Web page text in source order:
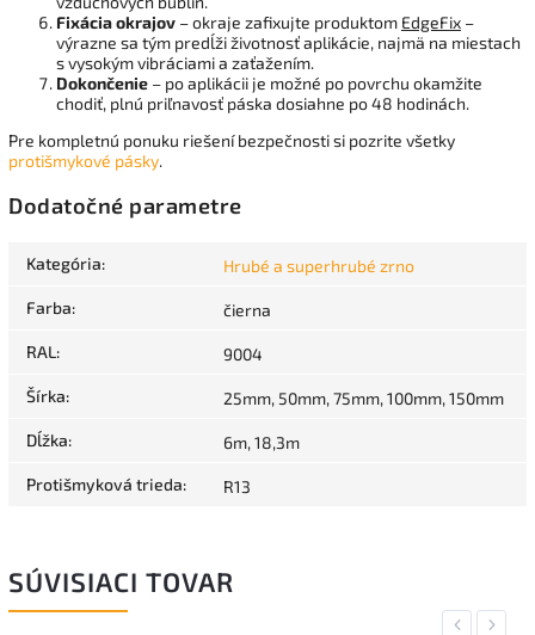
Fixácia okrajov – okraje zafixujte produktom EdgeFix –
výrazne sa tým predĺži životnosť aplikácie, najmä na miestach
s vysokým vibráciami a zaťažením.
Dokončenie – po aplikácii je možné po povrchu okamžite
chodiť, plnú priľnavosť páska dosiahne po 48 hodinách.
Pre kompletnú ponuku riešení bezpečnosti si pozrite všetky
protišmykové pásky.
Dodatočné parametre
Kategória: Hrubé a superhrubé zrno
Farba: čierna
RAL: 9004
Šírka: 25mm, 50mm, 75mm, 100mm, 150mm
Dĺžka: 6m, 18,3m
Protišmyková trieda: R13
SÚVISIACI TOVAR
Previous
Next